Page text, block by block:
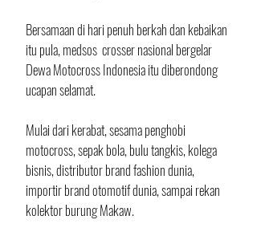
Bersamaan di hari penuh berkah dan kebaikan
itu pula, medsos  crosser nasional bergelar
Dewa Motocross Indonesia itu diberondong
ucapan selamat.
Mulai dari kerabat, sesama penghobi
motocross, sepak bola, bulu tangkis, kolega
bisnis, distributor brand fashion dunia,
importir brand otomotif dunia, sampai rekan
kolektor burung Makaw.